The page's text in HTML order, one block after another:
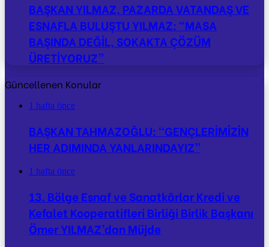
BAŞKAN YILMAZ, PAZARDA VATANDAŞ VE
ESNAFLA BULUŞTU YILMAZ: “MASA
BAŞINDA DEĞİL, SOKAKTA ÇÖZÜM
ÜRETİYORUZ”
Güncellenen Konular
1 hafta önce
BAŞKAN TAHMAZOĞLU: “GENÇLERİMİZİN
HER ADIMINDA YANLARINDAYIZ”
1 hafta önce
13. Bölge Esnaf ve Sanatkârlar Kredi ve
Kefalet Kooperatifleri Birliği Birlik Başkanı
Ömer YILMAZ’dan Müjde